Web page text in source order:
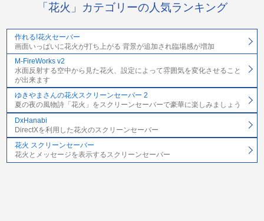
「花火」カテゴリーの人気ランキング
作れる!花火セーバー
画面いっぱいに花火が打ち上がる 背景が追加され臨場感が増加
M-FireWorks v2
水面反射する空中から見た花火、設定によって雰囲気を変化させること
が出来ます
ゆきやまさんの花火スクリーンセーバー 2
夏の夜の風物詩「花火」をスクリーンセーバーで豪華に楽しみましょう
DxHanabi
DirectXを利用した花火のスクリーンセーバー
花火 スクリーンセーバー
花火とメッセージを表示するスクリーンセーバー